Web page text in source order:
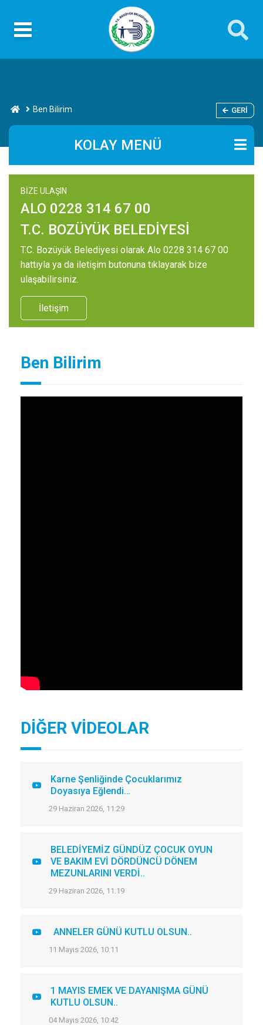
Ben Bilirim GERI
KOLAY MENÜ
BİZE ULAŞIN
ALO 0228 314 67 00
T.C. BOZÜYÜK BELEDİYESİ
T.C. Bozüyük Belediyesi olarak Alo 0228 314 67 00
hattıyla ya da iletişim butonuna tıklayarak bize
ulaşabilirsiniz.
İletişim
Ben Bilirim
DİĞER VİDEOLAR
Karne Şenliğinde Çocuklarımız
Doyasıya Eğlendi…
29 Haziran 2026, 11:29
BELEDİYEMİZ GÜNDÜZ ÇOCUK OYUN
VE BAKIM EVİ DÖRDÜNCÜ DÖNEM
MEZUNLARINI VERDİ..
29 Haziran 2026, 11:19
ANNELER GÜNÜ KUTLU OLSUN..
11 Mayıs 2026, 10:11
1 MAYIS EMEK VE DAYANIŞMA GÜNÜ
KUTLU OLSUN..
04 Mayıs 2026, 10:42